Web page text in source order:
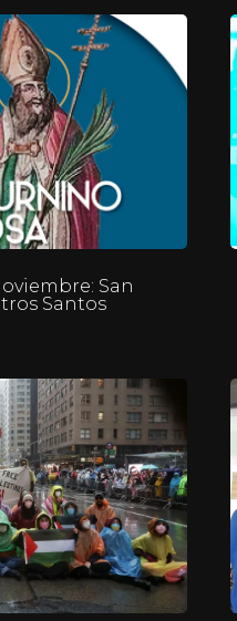
San
Santos